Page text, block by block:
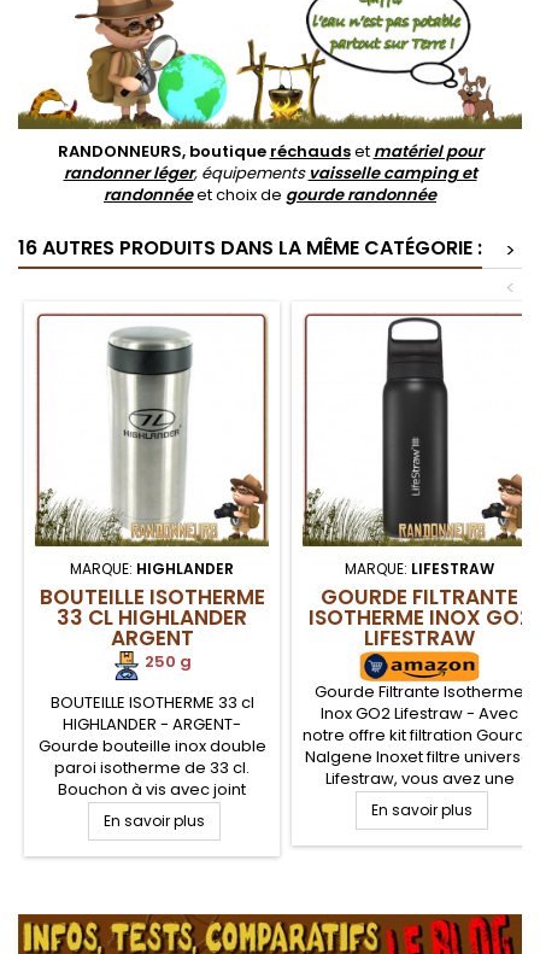
RANDONNEURS, boutique réchaudset matériel pour
randonner léger, équipements vaisselle camping et
randonnéeet choix de gourde randonnée
16 AUTRES PRODUITS DANS LA MÊME CATÉGORIE :
>
<
MARQUE: HIGHLANDER
BOUTEILLE ISOTHERME
33 CL HIGHLANDER
ARGENT
250 g
BOUTEILLE ISOTHERME 33 cl
HIGHLANDER - ARGENT-
Gourde bouteille inox double
paroi isotherme de 33 cl.
Bouchon à vis avec joint
d'étanchéité. Cette gourde
bouteille inox isotherme
bénéficie d'une large
boisson chaude ou froide, ou
une soupe
En savoir plus
MARQUE: LIFESTRAW
GOURDE FILTRANTE
ISOTHERME INOX GO2
LIFESTRAW
Gourde Filtrante Isotherme
Inox GO2 Lifestraw - Avec
notre offre kit filtration Gourde
Nalgene Inoxet filtre universel
Lifestraw, vous avez une
gourde de filtration d'eau clé
en mains pour randonner.
Alliez la robustesse et
filtration Lifestraw efficace
En savoir plus